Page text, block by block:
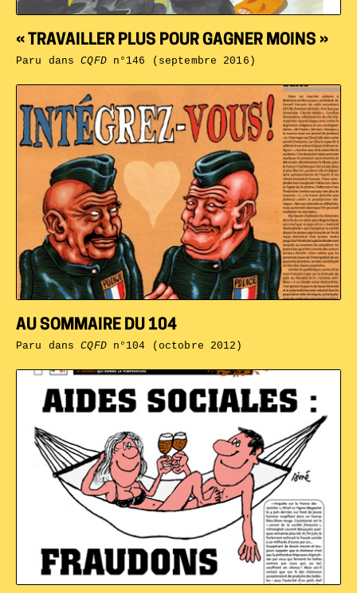
AU SOMMAIRE DU 104
Paru dansCQFDn°104 (octobre 2012)
« TRAVAILLER PLUS POUR GAGNER MOINS »
Paru dansCQFDn°146 (septembre 2016)